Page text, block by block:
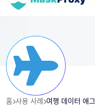
81% 순환 IP
홈 사용 사례 여행 데이터 애